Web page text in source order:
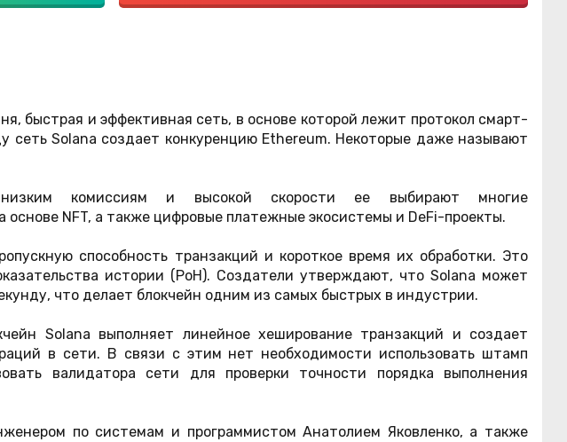
быстрая и эффективная сеть, в основе которой лежит протокол смарт-
сеть Solana создает конкуренцию Ethereum. Некоторые даже называют
низким комиссиям и высокой скорости ее выбирают многие
NFT, а также цифровые платежные экосистемы и DeFi-проекты.
способность транзакций и короткое время их обработки. Это
истории (PoH). Создатели утверждают, что Solana может
что делает блокчейн одним из самых быстрых в индустрии.
Solana выполняет линейное хеширование транзакций и создает
в сети. В связи с этим нет необходимости использовать штамп
валидатора сети для проверки точности порядка выполнения
по системам и программистом Анатолием Яковленко, а также